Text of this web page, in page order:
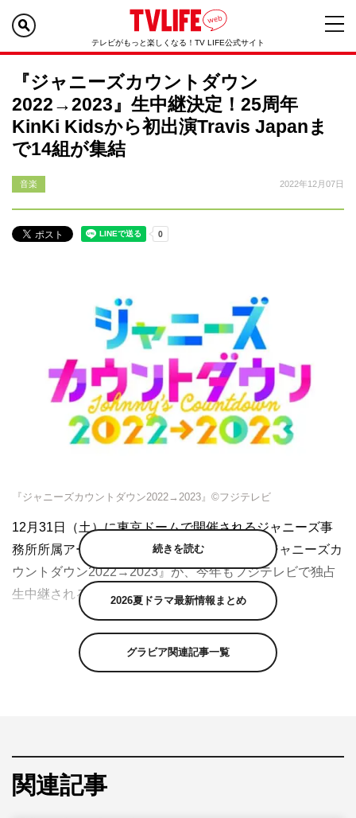
テレビがもっと楽しくなる！TV LIFE公式サイト
『ジャニーズカウントダウン
2022→2023』生中継決定！25周年
KinKi Kidsから初出演Travis Japanま
で14組が集結
音楽 2022年12月07日
『ジャニーズカウントダウン2022→2023』©フジテレビ
12月31日（土）に東京ドームで開催されるジャニーズ事
務所所属アーティストによる年越しライブ『ジャニーズカ
ウントダウン2022→2023』が、今年もフジテレビで独占
生中継される。
ームからの生中継で放送。MCは国分太一と井ノ原快彦が
を披露する「シャッフルメドレー」や、他グループのヒッ
ト曲をカバーする「グループチェンジメドレー」、ジャニ
ーズJr.が先輩グループの楽曲をカバーする「次世代ジャニ
続きを読む
2026夏ドラマ最新情報まとめ
グラビア関連記事一覧
関連記事